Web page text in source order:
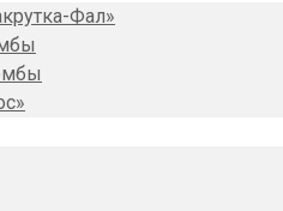
Фал»